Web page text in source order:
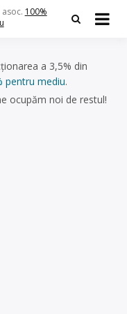
100%
a 3,5% din
pentru mediu.
ocupăm noi de restul!